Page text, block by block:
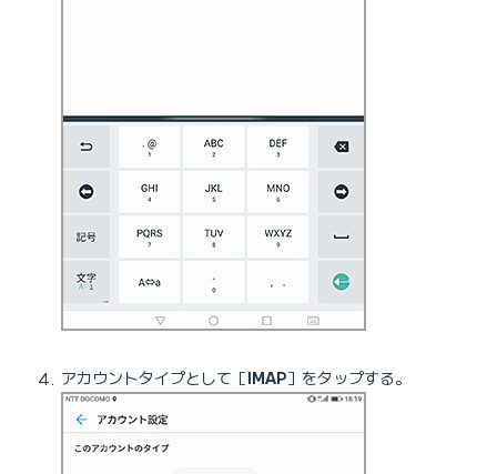
アカウントタイプとして［IMAP］をタップする。